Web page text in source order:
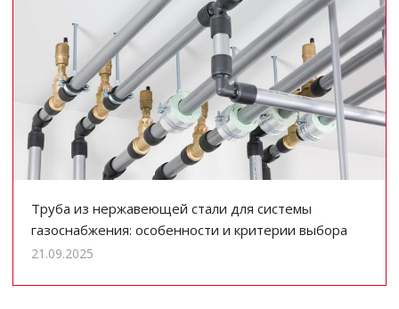
Труба из нержавеющей стали для системы
газоснабжения: особенности и критерии выбора
21.09.2025